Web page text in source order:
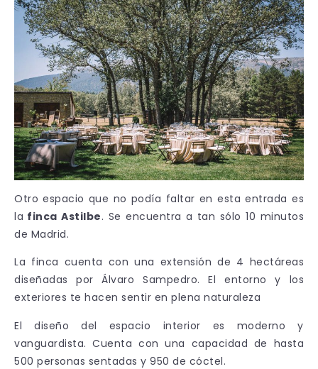
Otro espacio que no podía faltar en esta entrada es
la finca Astilbe. Se encuentra a tan sólo 10 minutos
de Madrid.
La finca cuenta con una extensión de 4 hectáreas
diseñadas por Álvaro Sampedro. El entorno y los
exteriores te hacen sentir en plena naturaleza
El diseño del espacio interior es moderno y
vanguardista. Cuenta con una capacidad de hasta
500 personas sentadas y 950 de cóctel.